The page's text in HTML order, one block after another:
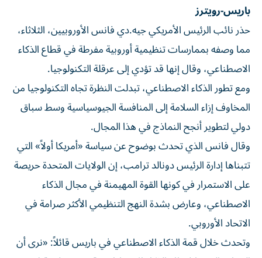
باريس-رويترز
حذر نائب الرئيس الأمريكي جيه.دي فانس الأوروبيين، الثلاثاء،
مما وصفه بممارسات تنظيمية أوروبية مفرطة في قطاع الذكاء
الاصطناعي، وقال إنها قد تؤدي إلى عرقلة التكنولوجيا.
ومع تطور الذكاء الاصطناعي، تبدلت النظرة تجاه التكنولوجيا من
المخاوف إزاء السلامة إلى المنافسة الجيوسياسية وسط سباق
دولي لتطوير أنجح النماذج في هذا المجال.
وقال فانس الذي تحدث بوضوح عن سياسة «أمريكا أولاً» التي
تتبناها إدارة الرئيس دونالد ترامب، إن الولايات المتحدة حريصة
على الاستمرار في كونها القوة المهيمنة في مجال الذكاء
الاصطناعي، وعارض بشدة النهج التنظيمي الأكثر صرامة في
الاتحاد الأوروبي.
وتحدث خلال قمة الذكاء الاصطناعي في باريس قائلاً: «نرى أن